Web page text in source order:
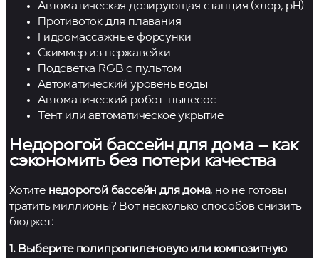
Автоматическая дозирующая станция (хлор, pH)
Противоток для плавания
Гидромассажные форсунки
Скиммер из нержавейки
Подсветка RGB с пультом
Автоматический уровень воды
Автоматический робот-пылесос
Тент или автоматическое укрытие
Недорогой бассейн для дома – как
сэкономить без потери качества
Хотите недорогой бассейн для дома, но не готовы
тратить миллионы? Вот несколько способов снизить
бюджет:
1. Выберите полипропиленовую или композитную